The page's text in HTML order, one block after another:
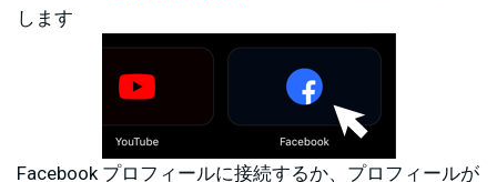
します
Facebook プロフィールに接続するか、プロフィールが